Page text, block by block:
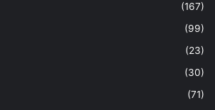
(167)
(99)
(23)
(30)
(71)